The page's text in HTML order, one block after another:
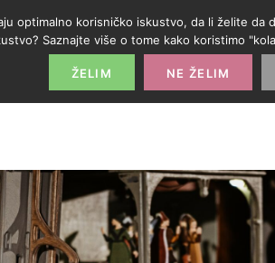
POČETNA PROMO
optimalno korisničko iskustvo, da li želite
Saznajte više o tome kako koristimo
ŽELIM NE ŽELIM